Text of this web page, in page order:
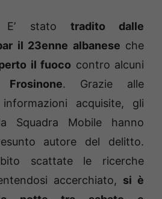
E’ stato tradito dalle
il 23enne albanese che
il fuoco contro alcuni
Frosinone. Grazie alle
acquisite, gli
Squadra Mobile hanno
autore del delitto.
scattate le ricerche
accerchiato, si è